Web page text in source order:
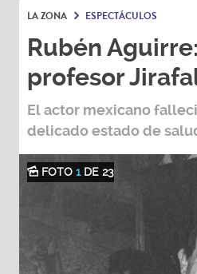
LA ZONA ESPECTÁCULOS
Rubén
profesor
El actor mexicano
delicado estado de
FOTO 1DE 23